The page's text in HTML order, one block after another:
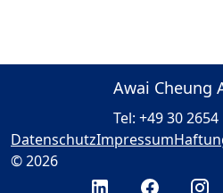
Awai Cheung
Tel: +49 30 2654
DatenschutzImpressum
© 2026